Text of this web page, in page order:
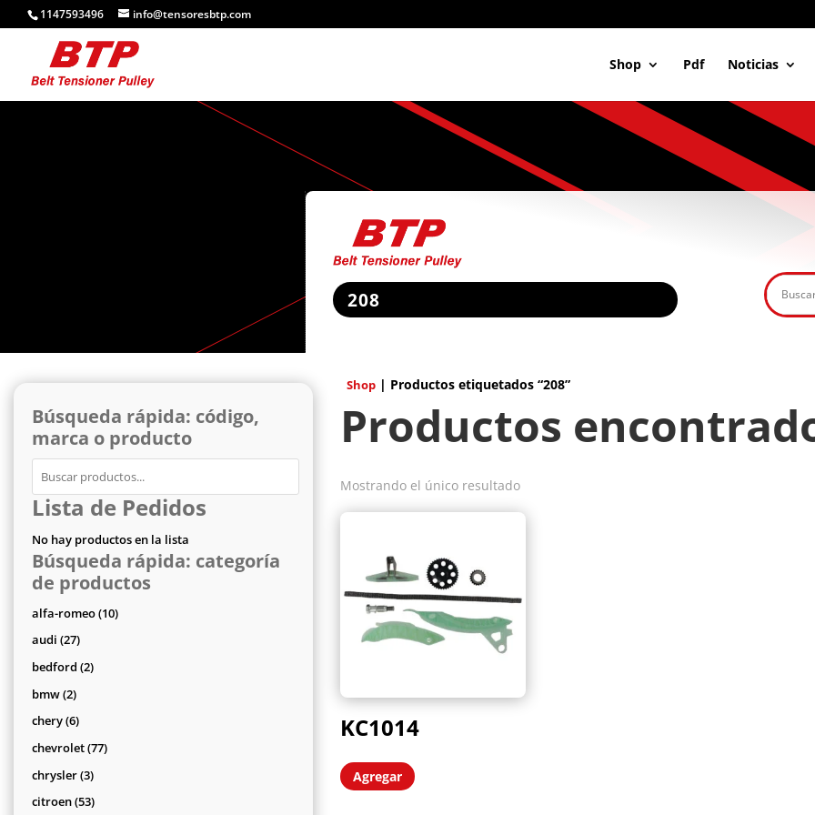
1147593496 info@tensoresbtp.com
Shop Pdf Noticias
208
Búsqueda rápida: código,
marca o producto
Lista de Pedidos
No hay productos en la lista
Búsqueda rápida: categoría
de productos
alfa-romeo 1010
audi 2727
productos
bedford 22
bmw 22
productos
chery 66
productos
chevrolet 7777
chrysler 33
productos
citroen 5353
Shop| Productos etiquetados “208”
Productos
Mostrando el único resultado
KC1014
Agregar